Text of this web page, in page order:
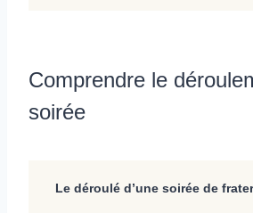
Comprendre le
soirée
Le déroulé d’une soirée de